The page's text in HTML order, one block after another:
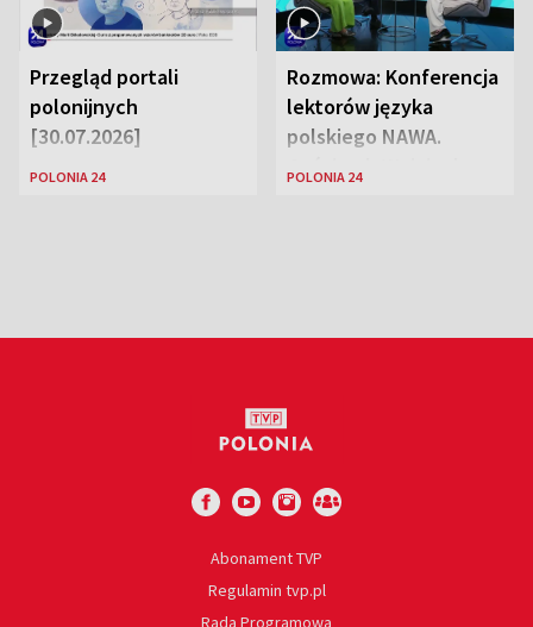
Przegląd portali
polonijnych
[30.07.2026]
POLONIA 24
Rozmowa: Konferencja
lektorów języka
polskiego NAWA.
Goście: dr Wojciech
POLONIA 24
Abonament TVP
Regulamin tvp.pl
Rada Programowa